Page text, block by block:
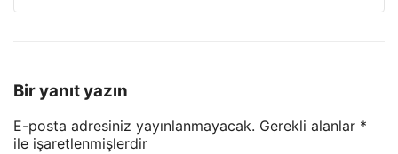
Bir yanıt yazın
E-posta adresiniz yayınlanmayacak. Gerekli alanlar *
ile işaretlenmişlerdir